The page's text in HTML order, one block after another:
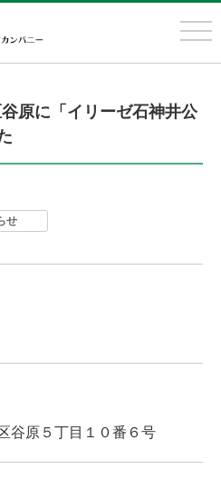
メニ
ュー
原に「イリーゼ石神井公
せ
谷原５丁目１０番６号